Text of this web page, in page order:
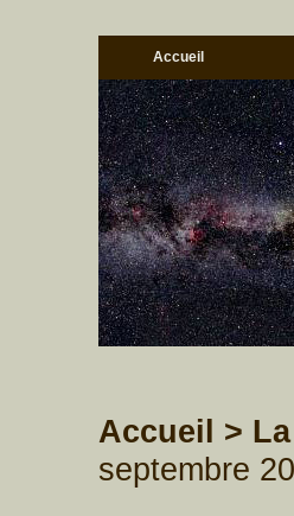
Accueil
Accueil >
septembre